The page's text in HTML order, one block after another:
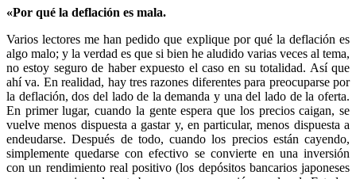
«Por qué la deflación es mala.
Varios lectores me han pedido que explique por qué la deflación es
algo malo; y la verdad es que si bien he aludido varias veces al tema,
no estoy seguro de haber expuesto el caso en su totalidad. Así que
ahí va. En realidad, hay tres razones diferentes para preocuparse por
la deflación, dos del lado de la demanda y una del lado de la oferta.
En primer lugar, cuando la gente espera que los precios caigan, se
vuelve menos dispuesta a gastar y, en particular, menos dispuesta a
endeudarse. Después de todo, cuando los precios están cayendo,
simplemente quedarse con efectivo se convierte en una inversión
con un rendimiento real positivo (los depósitos bancarios japoneses